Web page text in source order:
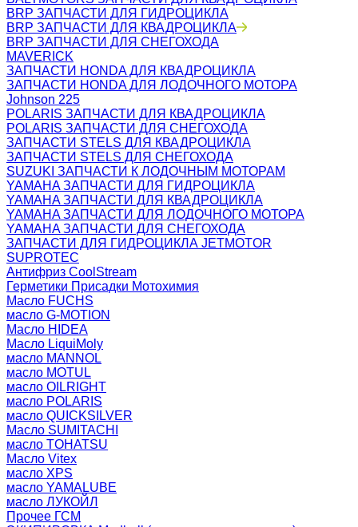
BRP ЗАПЧАСТИ ДЛЯ ГИДРОЦИКЛА
BRP ЗАПЧАСТИ ДЛЯ КВАДРОЦИКЛА
BRP ЗАПЧАСТИ ДЛЯ СНЕГОХОДА
MAVERICK
ЗАПЧАСТИ HONDA ДЛЯ КВАДРОЦИКЛА
ЗАПЧАСТИ HONDA ДЛЯ ЛОДОЧНОГО МОТОРА
Johnson 225
POLARIS ЗАПЧАСТИ ДЛЯ КВАДРОЦИКЛА
POLARIS ЗАПЧАСТИ ДЛЯ СНЕГОХОДА
ЗАПЧАСТИ STELS ДЛЯ КВАДРОЦИКЛА
ЗАПЧАСТИ STELS ДЛЯ СНЕГОХОДА
SUZUKI ЗАПЧАСТИ К ЛОДОЧНЫМ МОТОРАМ
YAMAHA ЗАПЧАСТИ ДЛЯ ГИДРОЦИКЛА
YAMAHA ЗАПЧАСТИ ДЛЯ КВАДРОЦИКЛА
YAMAHA ЗАПЧАСТИ ДЛЯ ЛОДОЧНОГО МОТОРА
YAMAHA ЗАПЧАСТИ ДЛЯ СНЕГОХОДА
ЗАПЧАСТИ ДЛЯ ГИДРОЦИКЛА JETMOTOR
SUPROTEC
Антифриз CoolStream
Герметики Присадки Мотохимия
Масло FUCHS
масло G-MOTION
Масло HIDEA
Масло LiquiMoly
масло MANNOL
масло MOTUL
масло OILRIGHT
масло POLARIS
масло QUICKSILVER
Масло SUMITACHI
масло TOHATSU
Масло Vitex
масло XPS
масло YAMALUBE
масло ЛУКОЙЛ
Прочее ГСМ